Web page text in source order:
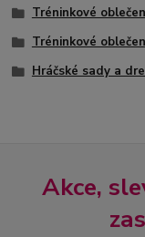
Tréninkové
Tréninkové
Hráčské sady a
Akce,